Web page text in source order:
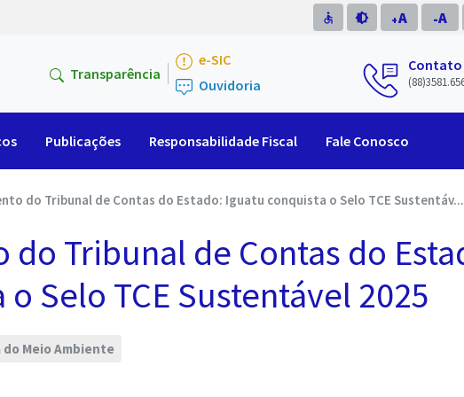
accessible brightness_medium A
+ A
-
Transparência
e-SIC
Ouvidoria
Contato
Publicações Responsabilidade Fiscal Fale Conosco
do Tribunal de Contas do Estado: Iguatu conquista o Selo TCE Sustentáv...
do Tribunal de Contas do
Selo TCE Sustentável 2025
Meio Ambiente